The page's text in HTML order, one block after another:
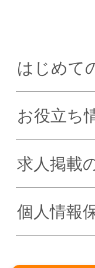
はじめて
お役立ち
求人掲載
個人情報